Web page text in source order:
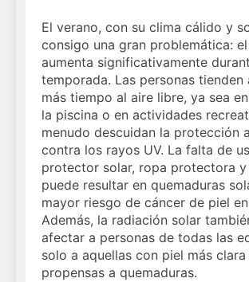
El verano, con su clima cálido y
consigo una gran problemática:
aumenta significativamente
temporada. Las personas tienden
más tiempo al aire libre, ya sea
la piscina o en actividades
menudo descuidan la protección
contra los rayos UV. La falta de
protector solar, ropa protectora
puede resultar en quemaduras
mayor riesgo de cáncer de piel
Además, la radiación solar
afectar a personas de todas las
solo a aquellas con piel más clara
propensas a quemaduras.